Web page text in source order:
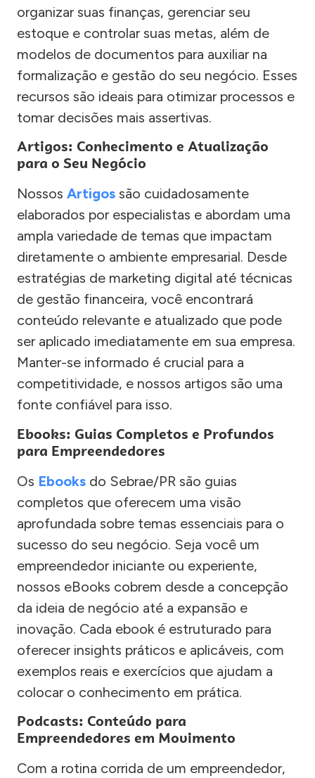
organizar suas finanças, gerenciar seu
estoque e controlar suas metas, além de
modelos de documentos para auxiliar na
formalização e gestão do seu negócio. Esses
recursos são ideais para otimizar processos e
tomar decisões mais assertivas.
Artigos: Conhecimento e Atualização
para o Seu Negócio
Nossos Artigos são cuidadosamente
elaborados por especialistas e abordam uma
ampla variedade de temas que impactam
diretamente o ambiente empresarial. Desde
estratégias de marketing digital até técnicas
de gestão financeira, você encontrará
conteúdo relevante e atualizado que pode
ser aplicado imediatamente em sua empresa.
Manter-se informado é crucial para a
competitividade, e nossos artigos são uma
fonte confiável para isso.
Ebooks: Guias Completos e Profundos
para Empreendedores
Os Ebooks do Sebrae/PR são guias
completos que oferecem uma visão
aprofundada sobre temas essenciais para o
sucesso do seu negócio. Seja você um
empreendedor iniciante ou experiente,
nossos eBooks cobrem desde a concepção
da ideia de negócio até a expansão e
inovação. Cada ebook é estruturado para
oferecer insights práticos e aplicáveis, com
exemplos reais e exercícios que ajudam a
colocar o conhecimento em prática.
Podcasts: Conteúdo para
Empreendedores em Movimento
Com a rotina corrida de um empreendedor,